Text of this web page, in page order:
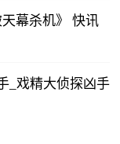
幕杀机》 快讯
_戏精大侦探凶手